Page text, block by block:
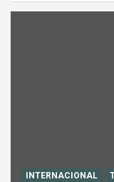
INTERNACIONAL